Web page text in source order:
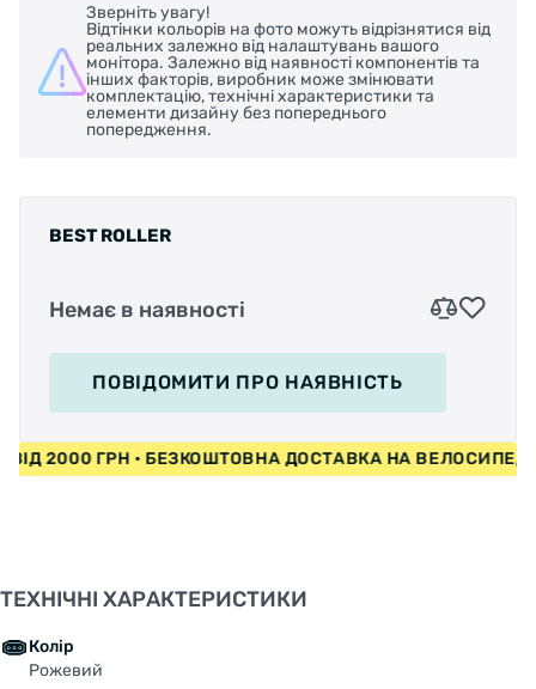
Зверніть увагу!
Відтінки кольорів на фото можуть відрізнятися від
реальних залежно від налаштувань вашого
монітора. Залежно від наявності компонентів та
інших факторів, виробник може змінювати
комплектацію, технічні характеристики та
елементи дизайну без попереднього
попередження.
BEST ROLLER
Немає в наявності
ПОВІДОМИТИ ПРО НАЯВНІСТЬ
ВІД 2000 ГРН • БЕЗКОШТОВНА ДОСТАВКА НА
ТЕХНІЧНІ ХАРАКТЕРИСТИКИ
Колір
Рожевий